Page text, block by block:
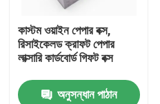
আমাদের সম্পর্কে
কাস্টম ওয়াইন পেপার বক্স,
রিসাইকেলড ক্রাফট পেপার
লাক্সারি কার্ডবোর্ড গিফট বক্স
অনুসন্ধান পাঠান